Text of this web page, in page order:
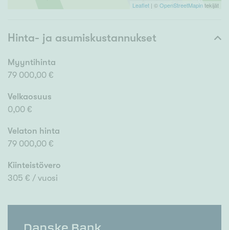
Leaflet | ©OpenStreetMapintekijät
Hinta- ja asumiskustannukset
Myyntihinta
79 000,00 €
Velkaosuus
0,00 €
Velaton hinta
79 000,00 €
Kiinteistövero
305 € / vuosi